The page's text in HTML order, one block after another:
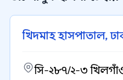
খিদমাহ হাসপাতাল,
সি-২৮৭/২-৩